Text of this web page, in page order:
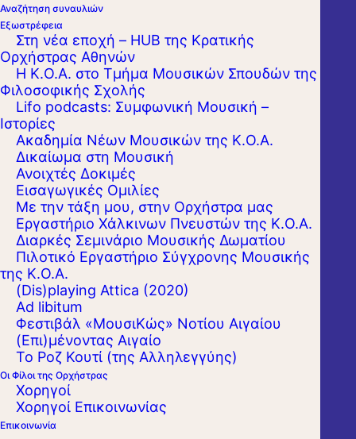
Αναζήτηση συναυλιών
Εξωστρέφεια
Στη νέα εποχή – HUB της Κρατικής
Ορχήστρας Αθηνών
Η Κ.Ο.Α. στο Τμήμα Μουσικών Σπουδών της
Φιλοσοφικής Σχολής
Lifo podcasts: Συμφωνική Μουσική –
Ιστορίες
Ακαδημία Νέων Μουσικών της Κ.Ο.Α.
Δικαίωμα στη Μουσική
Ανοιχτές Δοκιμές
Εισαγωγικές Ομιλίες
Με την τάξη μου, στην Ορχήστρα μας
Εργαστήριo Χάλκινων Πνευστών της Κ.Ο.Α.
Διαρκές Σεμινάριο Μουσικής Δωματίου
Πιλοτικό Εργαστήριο Σύγχρονης Μουσικής
της Κ.Ο.Α.
(Dis)playing Attica (2020)
Ad libitum
Φεστιβάλ «ΜουσιΚώς» Νοτίου Αιγαίου
(Επι)μένοντας Αιγαίο
Το Ροζ Κουτί (της Αλληλεγγύης)
Οι Φίλοι της Ορχήστρας
Χορηγοί
Χορηγοί Επικοινωνίας
Επικοινωνία